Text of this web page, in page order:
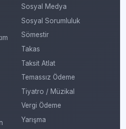
Sosyal Medya
Sosyal Sorumluluk
Sömestir
Takas
Taksit Atlat
Temassız Ödeme
Tiyatro / Müzikal
Vergi Ödeme
Yarışma